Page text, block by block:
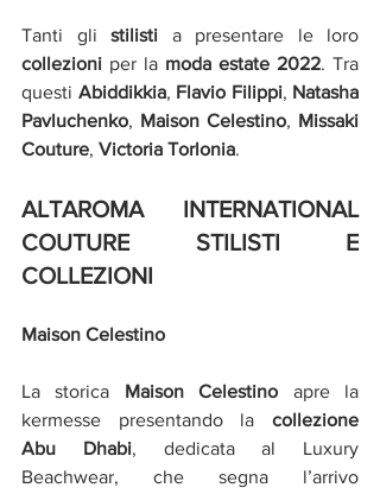
Tanti gli stilisti
collezioni per la moda estate 2022. Tra
questi Abiddikkia, Flavio Filippi, Natasha
Pavluchenko, Maison Celestino, Missaki
Couture, Victoria Torlonia.
ALTAROMA INTERNATIONAL
COUTURE STILISTI E
COLLEZIONI
Maison Celestino
La storica Maison Celestino apre la
kermesse presentando la collezione
Abu Dhabi, dedicata al Luxury
Beachwear, che segna l’arrivo